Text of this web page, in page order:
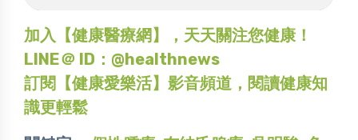
加入【健康醫療網】，天天關注您健康！
LINE＠ ID：@healthnews
訂閱【健康愛樂活】影音頻道，閱讀健康知
識更輕鬆